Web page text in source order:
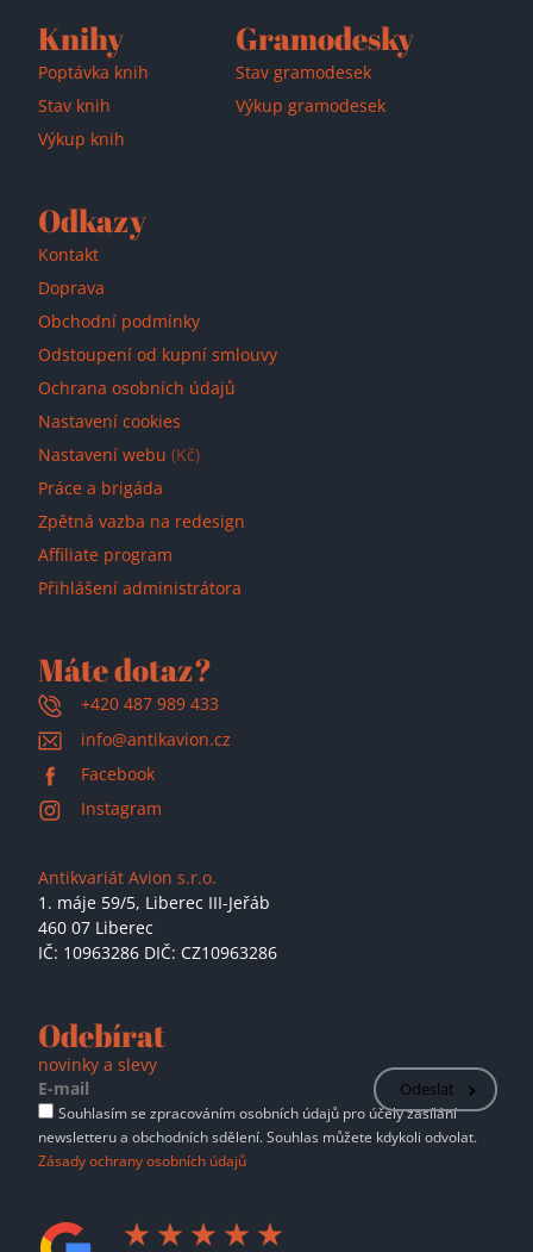
Knihy
Poptávka knih
Stav knih
Výkup knih
Gramodesky
Stav gramodesek
Výkup gramodesek
Odkazy
Kontakt
Doprava
Obchodní podmínky
Odstoupení od kupní smlouvy
Ochrana osobních údajů
Nastavení cookies
Nastavení webu (Kč)
Práce a brigáda
Zpětná vazba na redesign
Affiliate program
Přihlášení administrátora
Máte dotaz?
+420 487 989 433
info@antikavion.cz
Facebook
Instagram
Antikvariát Avion s.r.o.
1. máje 59/5, Liberec III-Jeřáb
460 07 Liberec
IČ: 10963286 DIČ: CZ10963286
Odebírat
novinky a slevy
Odeslat
Souhlasím se zpracováním osobních údajů pro účely zasílání
newsletteru a obchodních sdělení. Souhlas můžete kdykoli odvolat.
Zásady ochrany osobních údajů